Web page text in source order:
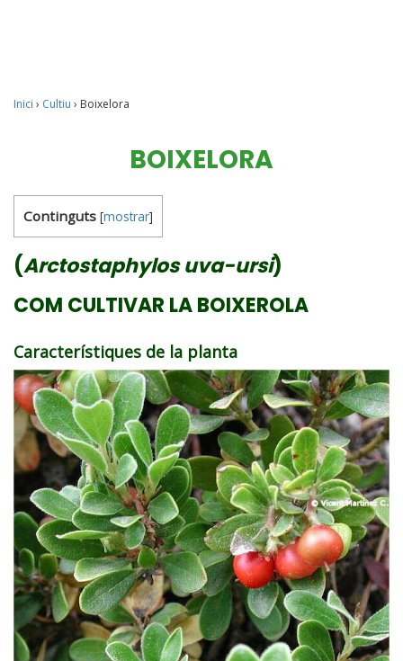
Inici › Cultiu › Boixelora
BOIXELORA
Continguts [mostrar]
(Arctostaphylos uva-ursi)
COM CULTIVAR LA BOIXEROLA
Característiques de la planta